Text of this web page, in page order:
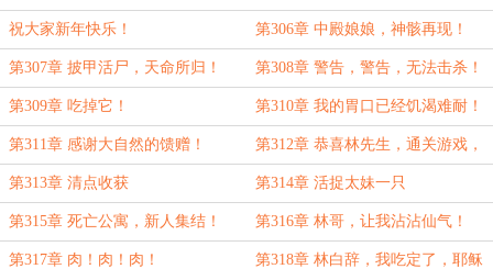
祝大家新年快乐！ 第306章 中殿娘娘，神骸再现！
第307章 披甲活尸，天命所归！ 第308章 警告，警告，无法击杀！
第309章 吃掉它！ 第310章 我的胃口已经饥渴难耐！
第311章 感谢大自然的馈赠！ 第312章 恭喜林先生，通关游戏，
成为赢家！
第313章 清点收获 第314章 活捉太妹一只
第315章 死亡公寓，新人集结！ 第316章 林哥，让我沾沾仙气！
第317章 肉！肉！肉！ 第318章 林白辞，我吃定了，耶稣